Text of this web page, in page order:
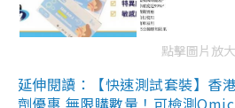
點擊圖片放大
延伸閱讀：【快速測試套裝】香
劑優惠 無限購數量！可檢測